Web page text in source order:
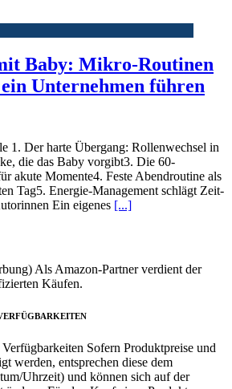
Baby: Mikro-Routinen
Unternehmen führen
1. Der harte Übergang: Rollenwechsel in
die das Baby vorgibt3. Die 60-
akute Momente4. Feste Abendroutine als
Tag5. Energie-Management schlägt Zeit-
Ein eigenes [...]
Als Amazon-Partner verdient der
Käufen.
Sofern Produktpreise und
werden, entsprechen diese dem
Uhrzeit) und können sich auf der